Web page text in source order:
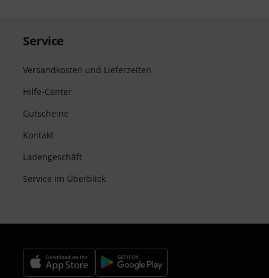
Service
Versandkosten und Lieferzeiten
Hilfe-Center
Gutscheine
Kontakt
Ladengeschäft
Service im Überblick